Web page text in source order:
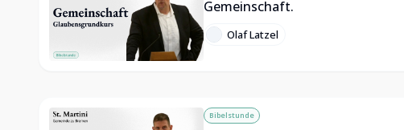
Gemeinschaft.
Olaf Latzel
Bibelstunde